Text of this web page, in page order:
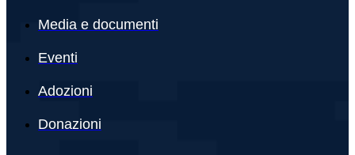
Media e documenti
Eventi
Adozioni
Donazioni